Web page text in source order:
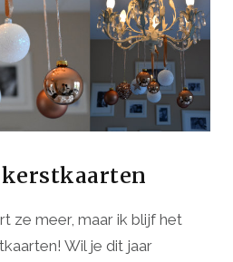
kerstkaarten
ze meer, maar ik blijf het
Wil je dit jaar